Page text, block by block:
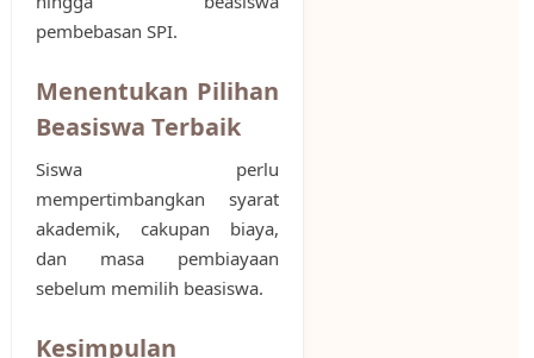
pembebasan SPI.
Menentukan Pilihan
Beasiswa Terbaik
Siswa perlu
mempertimbangkan syarat
akademik, cakupan biaya,
dan masa pembiayaan
sebelum memilih beasiswa.
Kesimpulan